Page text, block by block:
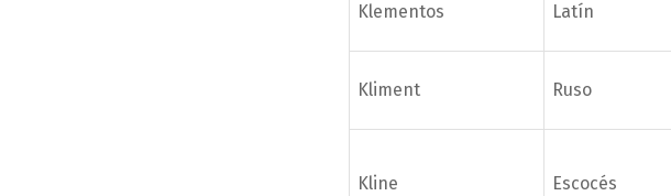
Klementos Latín
Kliment Ruso
Kline Escocés